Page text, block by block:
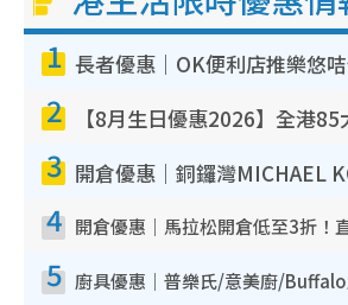
1
2
3
4
5